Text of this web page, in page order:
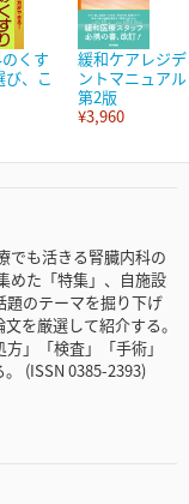
くす
び、こ
緩和ケアレジデ
ントマニュアル
第2版
¥3,960
も活きる腎臓内科の
めた「特集」、自施設
題のテーマを掘り下げ
を厳選して紹介する。
」「検査」「手術」
(ISSN 0385-2393)